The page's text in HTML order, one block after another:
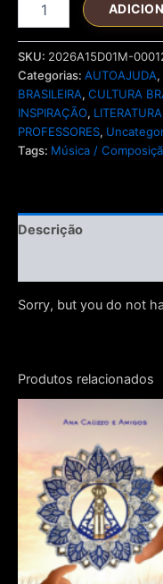
OLIVEIRA
A
ARTE
DE
CANTAR
E
ENCANTAR
24/40
SKU: 2026A15D01M-
Categorias: AUTOAJUDA,
BRASILEIRA, CULTURA
INSPIRAÇÃO,
PROFESSORES,
Tags: Música /
Descrição
Sorry, but you do not
Produtos relacionados